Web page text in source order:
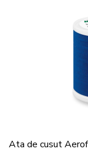
Ata de cusut